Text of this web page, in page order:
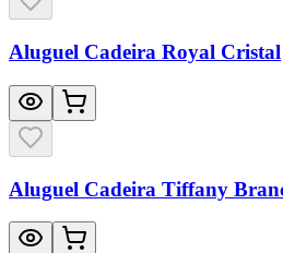
Aluguel Cadeira Royal Cristal
Aluguel Cadeira Tiffany